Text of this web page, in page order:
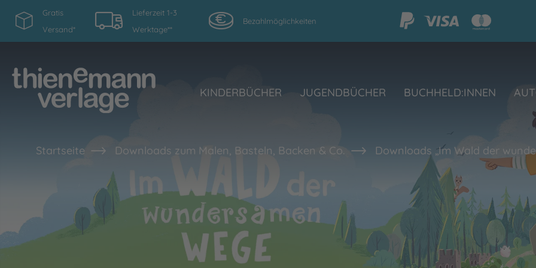
Gratis
Versand*
Lieferzeit 1-3
Werktage**
Bezahlmöglichkeiten
KINDERBÜCHER JUGENDBÜCHER BUCHHELD:INNEN
Startseite Downloads zum Malen, Basteln, Backen & Co. Downloads „Im Wald der